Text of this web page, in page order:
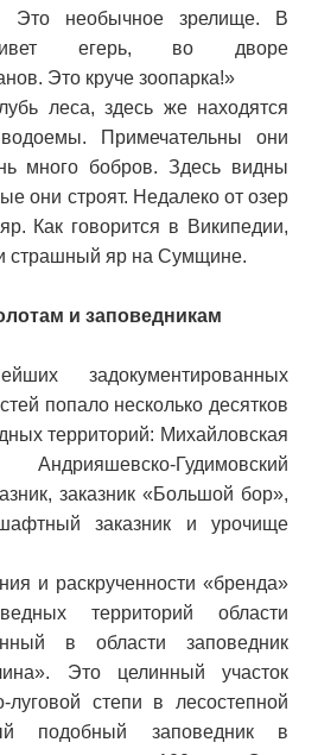
Это необычное зрелище. В
егерь, во дворе
Это круче зоопарка!»
леса, здесь же находятся
Примечательны они
много бобров. Здесь видны
они строят. Недалеко от озер
Как говорится в Википедии,
страшный яр на Сумщине.
и заповедникам
задокументированных
попало несколько десятков
территорий: Михайловская
Гудимовский
заказник «Большой бор»,
заказник и урочище
и раскрученности «бренда»
территорий области
в области заповедник
Это целинный участок
луговой степи в лесостепной
подобный заповедник в